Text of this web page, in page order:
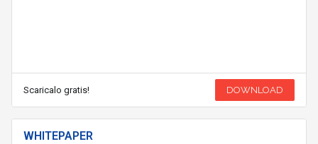
Scaricalo gratis! DOWNLOAD
WHITEPAPER